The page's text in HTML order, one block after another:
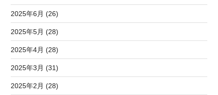
2025年6月 (26)
2025年5月 (28)
2025年4月 (28)
2025年3月 (31)
2025年2月 (28)